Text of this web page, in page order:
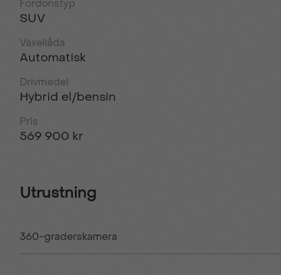
Fordonstyp
SUV
Växellåda
Automatisk
Drivmedel
Hybrid el/bensin
Pris
569 900 kr
Utrustning
360-graderskamera